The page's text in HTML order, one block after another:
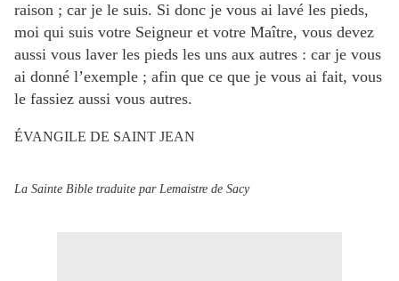
raison ; car je le suis. Si donc je vous ai lavé les pieds,
moi qui suis votre Seigneur et votre Maître, vous devez
aussi vous laver les pieds les uns aux autres : car je vous
ai donné l’exemple ; afin que ce que je vous ai fait, vous
le fassiez aussi vous autres.
ÉVANGILE DE SAINT JEAN
La Sainte Bible traduite par Lemaistre de Sacy